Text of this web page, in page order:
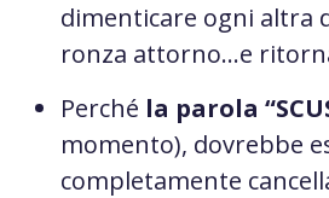
dimenticare ogni altra
ronza attorno…e
Perché la parola
momento), dovrebbe
completamente